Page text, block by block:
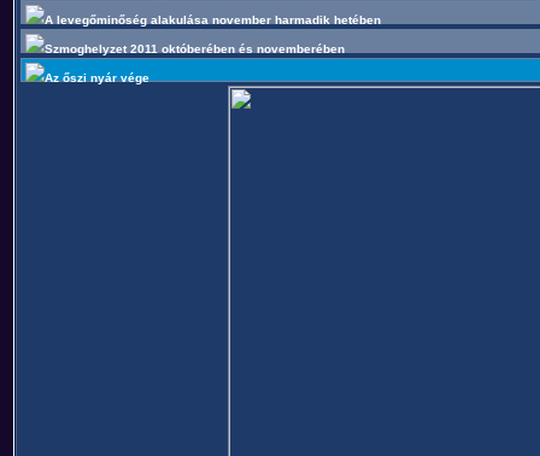
A levegőminőség alakulása november harmadik hetében
Szmoghelyzet 2011 októberében és novemberében
Az őszi nyár vége